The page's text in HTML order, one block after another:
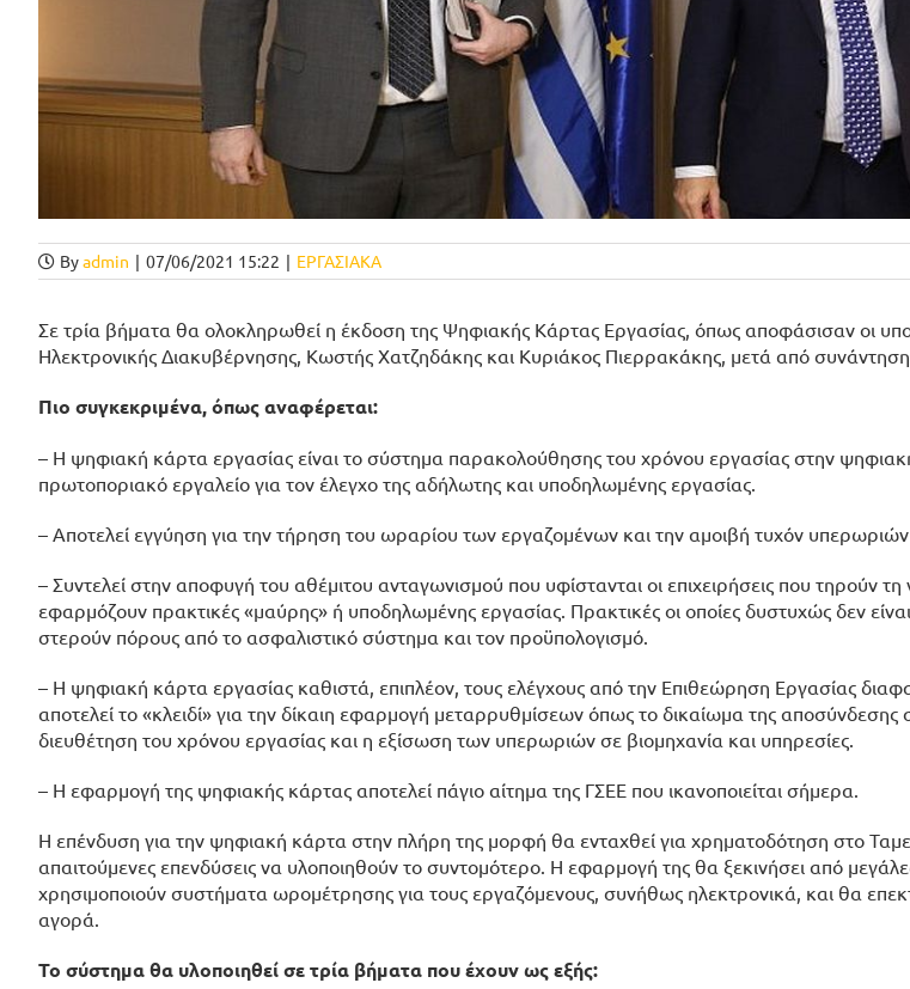
Byadmin | 07/06/2021 15:22 | ΕΡΓΑΣΙΑΚΑ
Σε τρία βήματα θα ολοκληρωθεί η έκδοση της Ψηφιακής Κάρτας Εργασίας, όπως αποφάσισαν οι
Ηλεκτρονικής Διακυβέρνησης, Κωστής Χατζηδάκης και Κυριάκος Πιερρακάκης, μετά από συνάντηση
Πιο συγκεκριμένα, όπως αναφέρεται:
– Η ψηφιακή κάρτα εργασίας είναι το σύστημα παρακολούθησης του χρόνου εργασίας στην
πρωτοποριακό εργαλείο για τον έλεγχο της αδήλωτης και υποδηλωμένης εργασίας.
– Αποτελεί εγγύηση για την τήρηση του ωραρίου των εργαζομένων και την αμοιβή τυχόν
– Συντελεί στην αποφυγή του αθέμιτου ανταγωνισμού που υφίστανται οι επιχειρήσεις που τηρούν
εφαρμόζουν πρακτικές «μαύρης» ή υποδηλωμένης εργασίας. Πρακτικές οι οποίες δυστυχώς δεν
στερούν πόρους από το ασφαλιστικό σύστημα και τον προϋπολογισμό.
– Η ψηφιακή κάρτα εργασίας καθιστά, επιπλέον, τους ελέγχους από την Επιθεώρηση Εργασίας
αποτελεί το «κλειδί» για την δίκαιη εφαρμογή μεταρρυθμίσεων όπως το δικαίωμα της αποσύνδεσης
διευθέτηση του χρόνου εργασίας και η εξίσωση των υπερωριών σε βιομηχανία και υπηρεσίες.
– Η εφαρμογή της ψηφιακής κάρτας αποτελεί πάγιο αίτημα της ΓΣΕΕ που ικανοποιείται σήμερα.
Η επένδυση για την ψηφιακή κάρτα στην πλήρη της μορφή θα ενταχθεί για χρηματοδότηση στο
απαιτούμενες επενδύσεις να υλοποιηθούν το συντομότερο. Η εφαρμογή της θα ξεκινήσει από
χρησιμοποιούν συστήματα ωρομέτρησης για τους εργαζόμενους, συνήθως ηλεκτρονικά, και θα
αγορά.
Το σύστημα θα υλοποιηθεί σε τρία βήματα που έχουν ως εξής: